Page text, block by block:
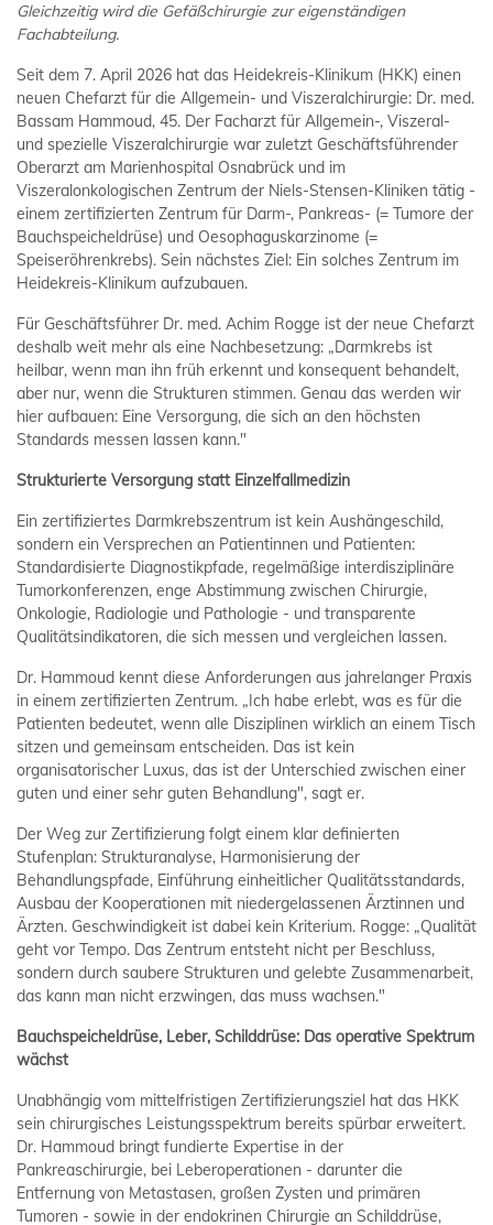
Gleichzeitig wird die Gefäßchirurgie zur eigenständigen
Fachabteilung.
Seit dem 7. April 2026 hat das Heidekreis-Klinikum (HKK) einen
neuen Chefarzt für die Allgemein- und Viszeralchirurgie: Dr. med.
Bassam Hammoud, 45. Der Facharzt für Allgemein-, Viszeral-
und spezielle Viszeralchirurgie war zuletzt Geschäftsführender
Oberarzt am Marienhospital Osnabrück und im
Viszeralonkologischen Zentrum der Niels-Stensen-Kliniken tätig -
einem zertifizierten Zentrum für Darm-, Pankreas- (= Tumore der
Bauchspeicheldrüse) und Oesophaguskarzinome (=
Speiseröhrenkrebs). Sein nächstes Ziel: Ein solches Zentrum im
Heidekreis-Klinikum aufzubauen.
Für Geschäftsführer Dr. med. Achim Rogge ist der neue Chefarzt
deshalb weit mehr als eine Nachbesetzung: „Darmkrebs ist
heilbar, wenn man ihn früh erkennt und konsequent behandelt,
aber nur, wenn die Strukturen stimmen. Genau das werden wir
hier aufbauen: Eine Versorgung, die sich an den höchsten
Standards messen lassen kann."
Strukturierte Versorgung statt Einzelfallmedizin
Ein zertifiziertes Darmkrebszentrum ist kein Aushängeschild,
sondern ein Versprechen an Patientinnen und Patienten:
Standardisierte Diagnostikpfade, regelmäßige interdisziplinäre
Tumorkonferenzen, enge Abstimmung zwischen Chirurgie,
Onkologie, Radiologie und Pathologie - und transparente
Qualitätsindikatoren, die sich messen und vergleichen lassen.
Dr. Hammoud kennt diese Anforderungen aus jahrelanger Praxis
in einem zertifizierten Zentrum. „Ich habe erlebt, was es für die
Patienten bedeutet, wenn alle Disziplinen wirklich an einem Tisch
sitzen und gemeinsam entscheiden. Das ist kein
organisatorischer Luxus, das ist der Unterschied zwischen einer
guten und einer sehr guten Behandlung", sagt er.
Der Weg zur Zertifizierung folgt einem klar definierten
Stufenplan: Strukturanalyse, Harmonisierung der
Behandlungspfade, Einführung einheitlicher Qualitätsstandards,
Ausbau der Kooperationen mit niedergelassenen Ärztinnen und
Ärzten. Geschwindigkeit ist dabei kein Kriterium. Rogge: „Qualität
geht vor Tempo. Das Zentrum entsteht nicht per Beschluss,
sondern durch saubere Strukturen und gelebte Zusammenarbeit,
das kann man nicht erzwingen, das muss wachsen."
Bauchspeicheldrüse, Leber, Schilddrüse: Das operative Spektrum
wächst
Unabhängig vom mittelfristigen Zertifizierungsziel hat das HKK
sein chirurgisches Leistungsspektrum bereits spürbar erweitert.
Dr. Hammoud bringt fundierte Expertise in der
Pankreaschirurgie, bei Leberoperationen - darunter die
Entfernung von Metastasen, großen Zysten und primären
Tumoren - sowie in der endokrinen Chirurgie an Schilddrüse,